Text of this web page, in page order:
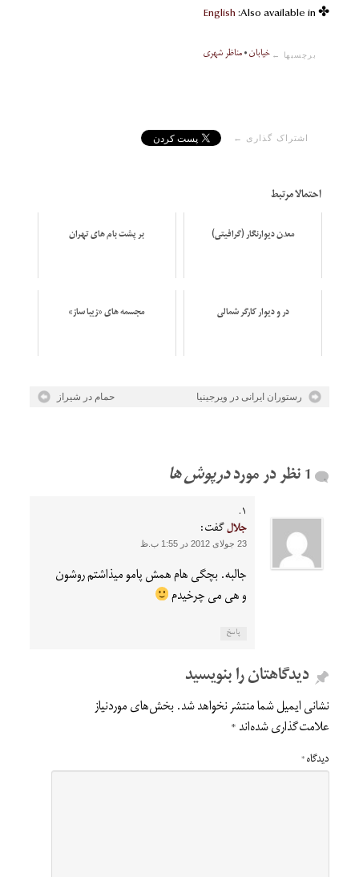
✤ Also available in:
English
برچسبها ← خیابان•مناظر شهری
اشتراک گذاری ←
احتمالا مرتبط
معدن دیوارنگار (گرافيتی) بر پشت بام های تهران
در و دیوار كارگر شمالی مجسمه های «زیبا ساز»
حمام در شیراز رستوران ایرانی در ویرجینیا
درپوش ها
جلالگفت:
23 جولای 2012 در 1:55 ب.ظ
جالبه. بچگی هام همش پامو میذاشتم روشون
و هی می چرخیدم
پاسخ
دیدگاهتان را بنویسید
نشانی ایمیل شما منتشر نخواهد شد.بخش‌های موردنیاز
علامت‌گذاری شده‌اند*
دیدگاه*